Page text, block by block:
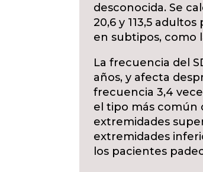
desconocida. Se
20,6 y 113,5
en subtipos, como
La frecuencia del
años, y afecta
frecuencia 3,4
el tipo más común
extremidades
extremidades
los pacientes